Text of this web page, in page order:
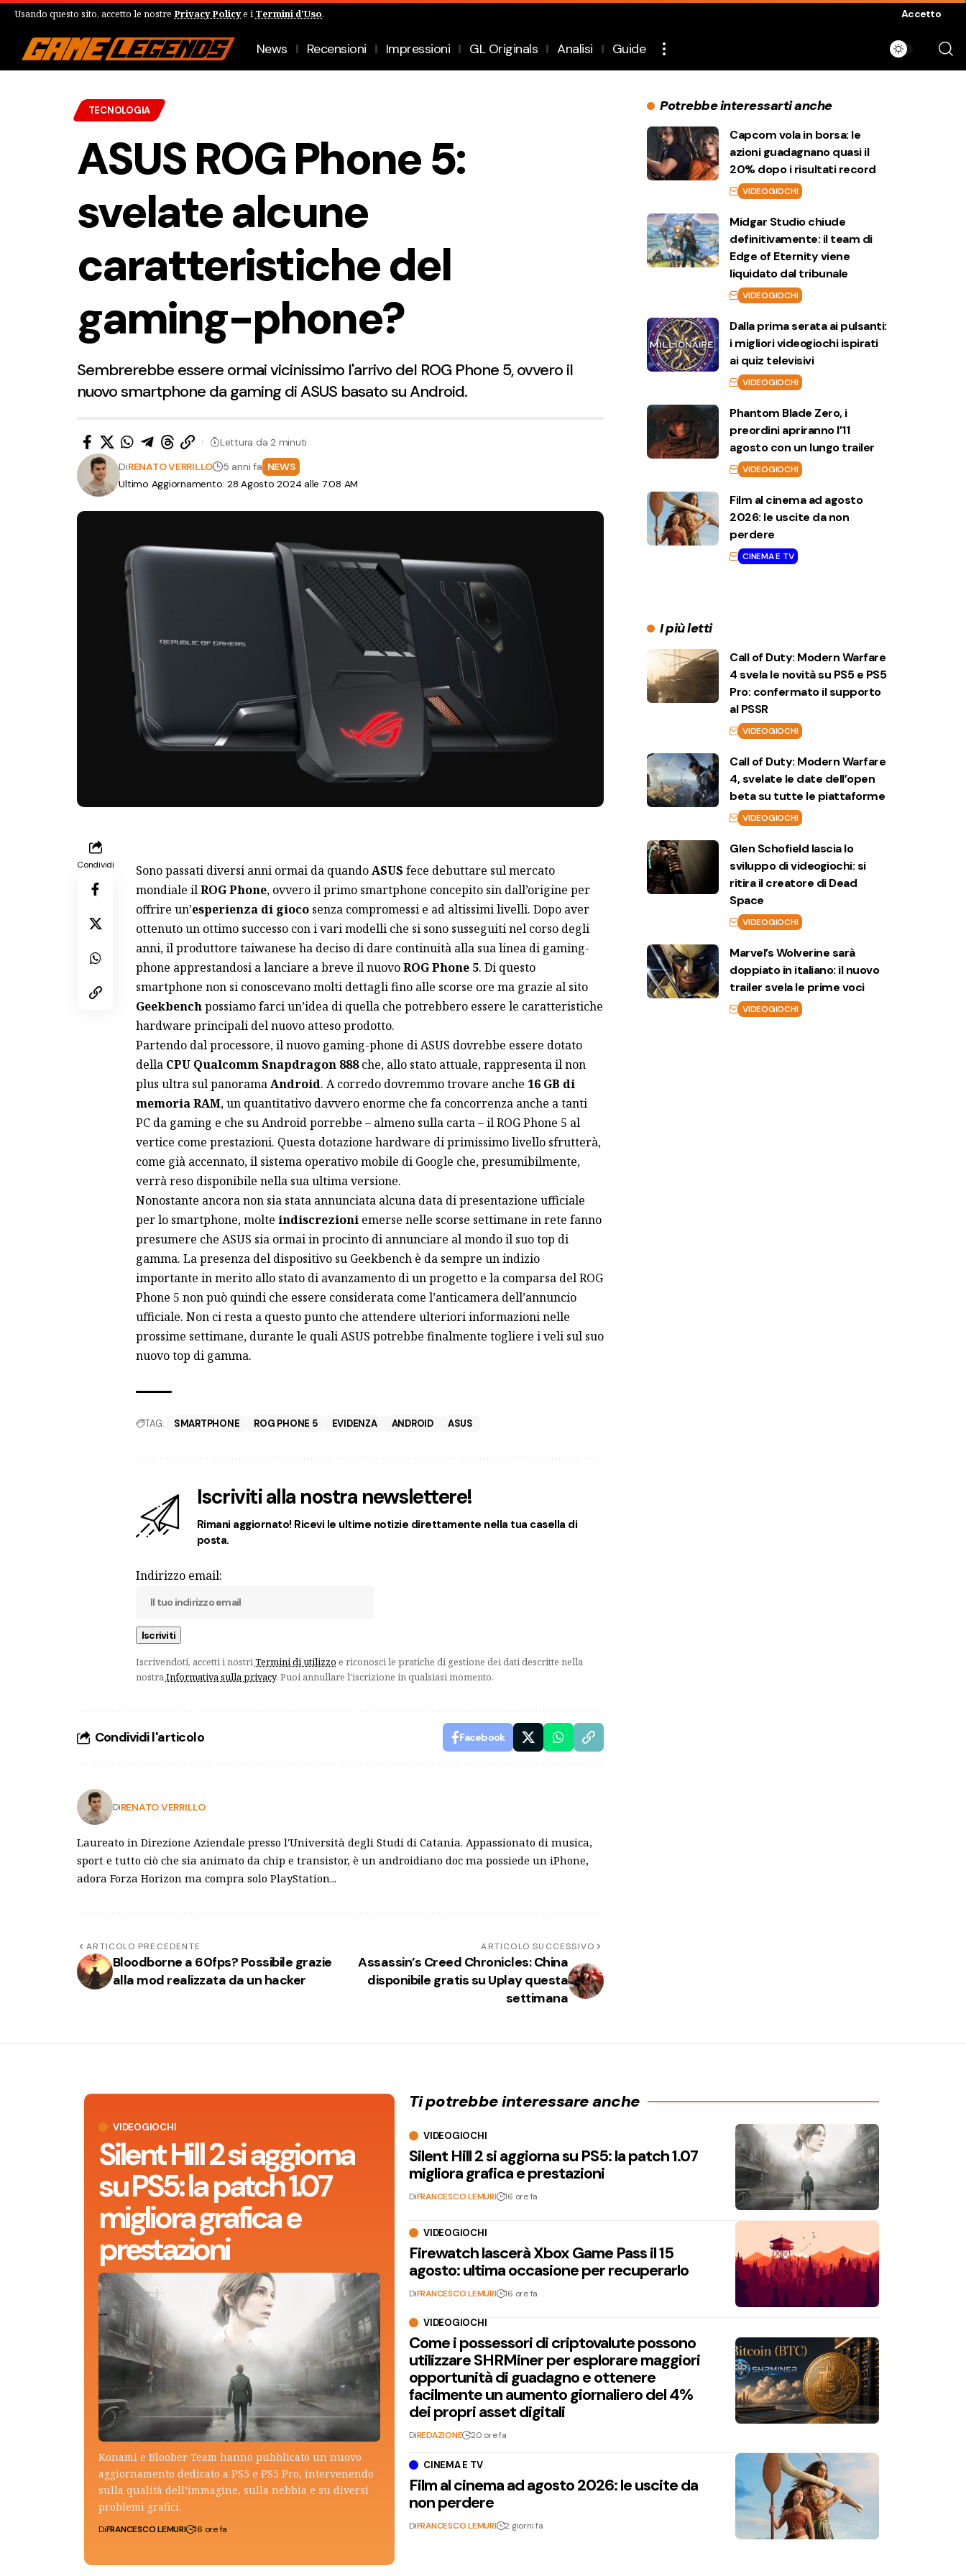
Usando questo sito, accetto le nostre Privacy Policye i Termini d'Uso. Accetto
News Recensioni Impressioni GL Originals Analisi Guide
TECNOLOGIA
ASUS ROG Phone 5:
svelate alcune
caratteristiche del
gaming-phone?
Sembrerebbe essere ormai vicinissimo l'arrivo del ROG Phone 5, ovvero il
nuovo smartphone da gaming di ASUS basato su Android.
Ultimo Aggiornamento: 28 Agosto 2024 alle 7:08 AM
DiRENATO VERRILLO 5 anni fa NEWS
Lettura da 2 minuti
Condividi Sono passati diversi anni ormai da quandoASUS fece debuttare sul mercato
mondiale ilROG Phone, ovvero il primo smartphone concepito sin dall’origine per
offrire un’esperienza di giocosenza compromessi e ad altissimi livelli. Dopo aver
ottenuto un ottimo successo con i vari modelli che si sono susseguiti nel corso degli
anni, il produttore taiwanese ha deciso di dare continuità alla sua linea di gaming-
phone apprestandosi a lanciare a breve il nuovoROG Phone 5. Di questo
smartphone non si conoscevano molti dettagli fino alle scorse ore ma grazie al sito
Geekbenchpossiamo farci un’idea di quella che potrebbero essere le caratteristiche
hardware principali del nuovo atteso prodotto.
Partendo dal processore, il nuovo gaming-phone di ASUS dovrebbe essere dotato
della CPU Qualcomm Snapdragon 888che, allo stato attuale, rappresenta il non
plus ultra sul panoramaAndroid. A corredo dovremmo trovare anche 16 GB di
memoria RAM, un quantitativo davvero enorme che fa concorrenza anche a tanti
PC da gaming e che su Android porrebbe – almeno sulla carta – il ROG Phone 5 al
vertice come prestazioni. Questa dotazione hardware di primissimo livello sfrutterà,
come già accennato, il sistema operativo mobile di Google che, presumibilmente,
verrà reso disponibile nella sua ultima versione.
Nonostante ancora non sia stata annunciata alcuna data di presentazione ufficiale
per lo smartphone, molte indiscrezioniemerse nelle scorse settimane in rete fanno
presumere che ASUS sia ormai in procinto di annunciare al mondo il suo top di
gamma. La presenza del dispositivo su Geekbench è da sempre un indizio
importante in merito allo stato di avanzamento di un progetto e la comparsa del ROG
Phone 5 non può quindi che essere considerata come l’anticamera dell’annuncio
ufficiale. Non ci resta a questo punto che attendere ulteriori informazioni nelle
prossime settimane, durante le quali ASUS potrebbe finalmente togliere i veli sul suo
nuovo top di gamma.
TAG: SMARTPHONE ROG PHONE 5 EVIDENZA ANDROID ASUS
Iscriviti alla nostra newslettere!
Rimani aggiornato! Ricevi le ultime notizie direttamente nella tua casella di
posta.
Indirizzo email:
Iscrivendoti, accetti i nostriTermini di utilizzo e riconosci le pratiche di gestione dei dati descritte nella
nostraInformativa sulla privacy. Puoi annullare l'iscrizione in qualsiasi momento.
Condividi l'articolo Facebook
DiRENATO VERRILLO
Laureato in Direzione Aziendale presso l'Università degli Studi di Catania. Appassionato di musica,
sport e tutto ciò che sia animato da chip e transistor, è un androidiano doc ma possiede un iPhone,
adora Forza Horizon ma compra solo PlayStation...
ARTICOLO PRECEDENTE
Bloodborne a 60fps? Possibile grazie
alla mod realizzata da un hacker
ARTICOLO SUCCESSIVO
Assassin’s Creed Chronicles: China
disponibile gratis su Uplay questa
settimana
Potrebbe interessarti anche
Capcom vola in borsa: le
azioni guadagnano quasi il
20% dopo i risultati record
VIDEOGIOCHI
Midgar Studio chiude
definitivamente: il team di
Edge of Eternity viene
liquidato dal tribunale
VIDEOGIOCHI
Dalla prima serata ai pulsanti:
i migliori videogiochi ispirati
ai quiz televisivi
VIDEOGIOCHI
Phantom Blade Zero, i
preordini apriranno l’11
agosto con un lungo trailer
VIDEOGIOCHI
Film al cinema ad agosto
2026: le uscite da non
perdere
CINEMA E TV
I più letti
Call of Duty: Modern Warfare
4 svela le novità su PS5 e PS5
Pro: confermato il supporto
al PSSR
VIDEOGIOCHI
Call of Duty: Modern Warfare
4, svelate le date dell’open
beta su tutte le piattaforme
VIDEOGIOCHI
Glen Schofield lascia lo
sviluppo di videogiochi: si
ritira il creatore di Dead
Space
VIDEOGIOCHI
Marvel’s Wolverine sarà
doppiato in italiano: il nuovo
trailer svela le prime voci
VIDEOGIOCHI
VIDEOGIOCHI
Silent Hill 2 si aggiorna
su PS5: la patch 1.07
migliora grafica e
prestazioni
Konami e Bloober Team hanno pubblicato un nuovo
aggiornamento dedicato a PS5 e PS5 Pro, intervenendo
sulla qualità dell’immagine, sulla nebbia e su diversi
problemi grafici.
DiFRANCESCO LEMURI 16 ore fa
Ti potrebbe interessare anche
VIDEOGIOCHI
Silent Hill 2 si aggiorna su PS5: la patch 1.07
migliora grafica e prestazioni
DiFRANCESCO LEMURI 16 ore fa
VIDEOGIOCHI
Firewatch lascerà Xbox Game Pass il 15
agosto: ultima occasione per recuperarlo
DiFRANCESCO LEMURI 16 ore fa
VIDEOGIOCHI
Come i possessori di criptovalute possono
utilizzare SHRMiner per esplorare maggiori
opportunità di guadagno e ottenere
facilmente un aumento giornaliero del 4%
dei propri asset digitali
DiREDAZIONE 20 ore fa
CINEMA E TV
Film al cinema ad agosto 2026: le uscite da
non perdere
DiFRANCESCO LEMURI 2 giorni fa